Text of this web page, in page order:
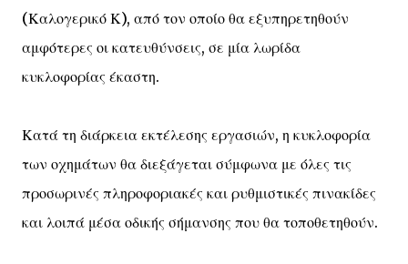
(Καλογερικό Κ), από τον οποίο θα εξυπηρετηθούν
αμφότερες οι κατευθύνσεις, σε μία λωρίδα
κυκλοφορίας έκαστη.
Κατά τη διάρκεια εκτέλεσης εργασιών, η κυκλοφορία
των οχημάτων θα διεξάγεται σύμφωνα με όλες τις
προσωρινές πληροφοριακές και ρυθμιστικές πινακίδες
και λοιπά μέσα οδικής σήμανσης που θα τοποθετηθούν.